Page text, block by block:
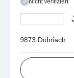
Nicht verifiziert
9873 Döbriach